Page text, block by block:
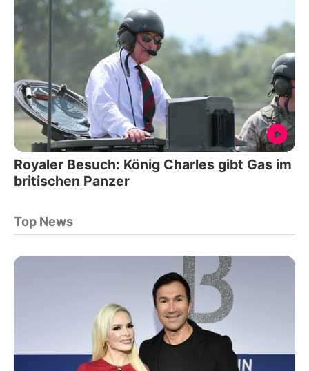
Royaler Besuch: König Charles gibt Gas im
britischen Panzer
Top News